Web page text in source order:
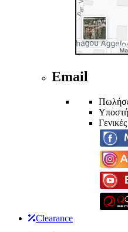
Email
Clearance